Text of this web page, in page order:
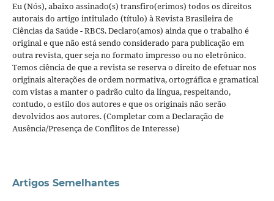
Eu (Nós), abaixo assinado(s) transfiro(erimos) todos os direitos
autorais do artigo intitulado (título) à Revista Brasileira de
Ciências da Saúde - RBCS. Declaro(amos) ainda que o trabalho é
original e que não está sendo considerado para publicação em
outra revista, quer seja no formato impresso ou no eletrônico.
Temos ciência de que a revista se reserva o direito de efetuar nos
originais alterações de ordem normativa, ortográfica e gramatical
com vistas a manter o padrão culto da língua, respeitando,
contudo, o estilo dos autores e que os originais não serão
devolvidos aos autores. (Completar com a Declaração de
Ausência/Presença de Conflitos de Interesse)
Artigos Semelhantes